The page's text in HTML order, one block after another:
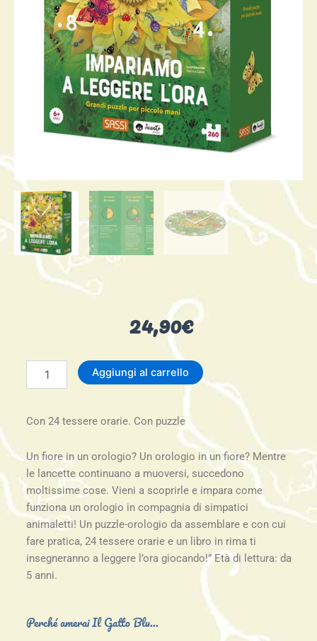
24,90€
Gioca
impara.
Aggiungi al carrello
Con 24 tessere orarie. Con puzzle
Un fiore in un orologio? Un orologio in un fiore? Mentre
le lancette continuano a muoversi, succedono
moltissime cose. Vieni a scoprirle e impara come
funziona un orologio in compagnia di simpatici
animaletti! Un puzzle-orologio da assemblare e con cui
fare pratica, 24 tessere orarie e un libro in rima ti
insegneranno a leggere l’ora giocando!” Età di lettura: da
5 anni.
Perché amerai Il Gatto Blu...